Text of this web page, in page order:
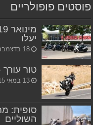
פוסטים פופולריים
יעלו
18 בדצמבר 2018
טור
13 במאי 2015
סופית:
השוליים